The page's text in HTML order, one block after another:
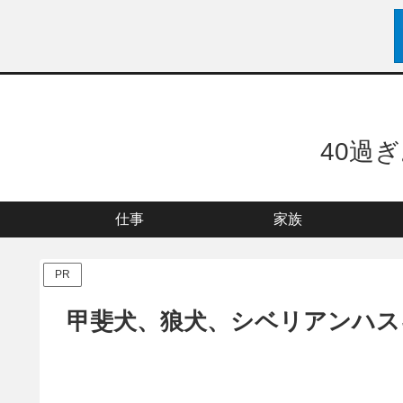
40過
仕事 家族
PR
甲斐犬、狼犬、シベリアンハ